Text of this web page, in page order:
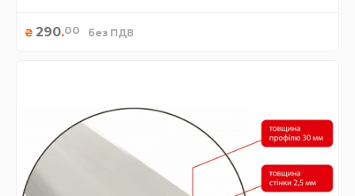
₴ 290.00 без ПДВ